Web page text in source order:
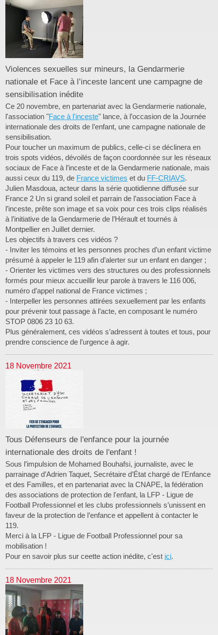
Violences sexuelles sur mineurs, la Gendarmerie
nationale et Face à l’inceste lancent une campagne de
sensibilisation inédite
Ce 20 novembre, en partenariat avec la Gendarmerie nationale,
l'association "Face à l'inceste" lance, à l’occasion de la Journée
internationale des droits de l’enfant, une campagne nationale de
sensibilisation.
Pour toucher un maximum de publics, celle-ci se déclinera en
trois spots vidéos, dévoilés de façon coordonnée sur les réseaux
sociaux de Face à l’inceste et de la Gendarmerie nationale, mais
aussi ceux du 119, de France victimes et du FF-CRIAVS.
Julien Masdoua, acteur dans la série quotidienne diffusée sur
France 2 Un si grand soleil et parrain de l’association Face à
l’inceste, prête son image et sa voix pour ces trois clips réalisés
à l’initiative de la Gendarmerie de l’Hérault et tournés à
Montpellier en Juillet dernier.
Les objectifs à travers ces vidéos ?
- Inviter les témoins et les personnes proches d’un enfant victime
présumé à appeler le 119 afin d’alerter sur un enfant en danger ;
- Orienter les victimes vers des structures ou des professionnels
formés pour mieux accueillir leur parole à travers le 116 006,
numéro d’appel national de France victimes ;
- Interpeller les personnes attirées sexuellement par les enfants
pour prévenir tout passage à l’acte, en composant le numéro
STOP 0806 23 10 63.
Plus généralement, ces vidéos s’adressent à toutes et tous, pour
prendre conscience de l’urgence à agir.
18 Novembre 2021
Tous Défenseurs de l'enfance pour la journée
internationale des droits de l'enfant !
Sous l’impulsion de Mohamed Bouhafsi, journaliste, avec le
parrainage d’Adrien Taquet, Secrétaire d’État chargé de l’Enfance
et des Familles, et en partenariat avec la CNAPE, la fédération
des associations de protection de l'enfant, la LFP - Ligue de
Football Professionnel et les clubs professionnels s’unissent en
faveur de la protection de l’enfance et appellent à contacter le
119.
Merci à la LFP - Ligue de Football Professionnel pour sa
mobilisation !
Pour en savoir plus sur ceette action inédite, c'est ici.
18 Novembre 2021